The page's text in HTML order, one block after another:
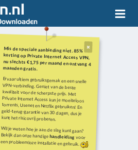
Mis de speciale aanbieding niet. 85%
korting op Private Internet Access VPN,
nu slechts €1,75 per maand en ontvang 4
maanden gratis.
Ervaar ultiem gebruiksgemak en een snelle
VPN-verbinding. Geniet van de beste
kwaliteit voor de scherpste prijs. Met
Private Internet Access kun je moeiteloos
torrents, Usenet en Netflix gebruiken! En
geld-terug-garantie van 30 dagen, dus je
kunt het risicovrij proberen.
Wil je weten hoe je aan de slag kunt gaan?
Bekijk dan onze handigehandleiding voor
een probleemloze installatie en gebruik.